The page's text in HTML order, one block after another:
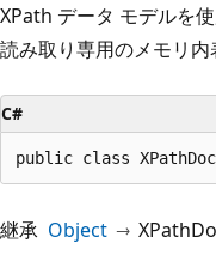
XPath データ モデルを
読み取り専用のメモリ内
C#
public class
継承 Object